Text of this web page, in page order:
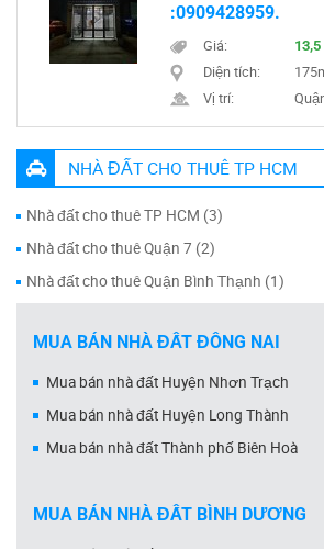
:0909428959.
Giá:
Diện tích:
Vị trí:
NHÀ ĐẤT CHO THUÊ TP HCM
Nhà đất cho thuê TP HCM (3)
Nhà đất cho thuê Quận 7 (2)
Nhà đất cho thuê Quận Bình Thạnh (1)
MUA BÁN NHÀ ĐẤT ĐỒNG NAI
Mua bán nhà đất Huyện Nhơn Trạch
Mua bán nhà đất Huyện Long Thành
Mua bán nhà đất Thành phố Biên Hoà
MUA BÁN NHÀ ĐẤT BÌNH DƯƠNG